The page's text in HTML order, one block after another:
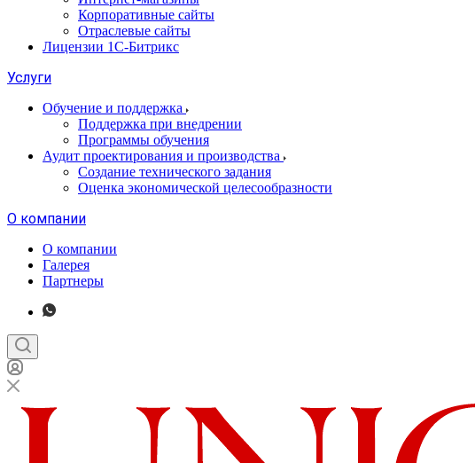
Корпоративные сайты
Отраслевые сайты
Лицензии 1С-Битрикс
Услуги
Обучение и поддержка
Поддержка при внедрении
Программы обучения
Аудит проектирования и производства
Создание технического задания
Оценка экономической целесообразности
О компании
О компании
Галерея
Партнеры